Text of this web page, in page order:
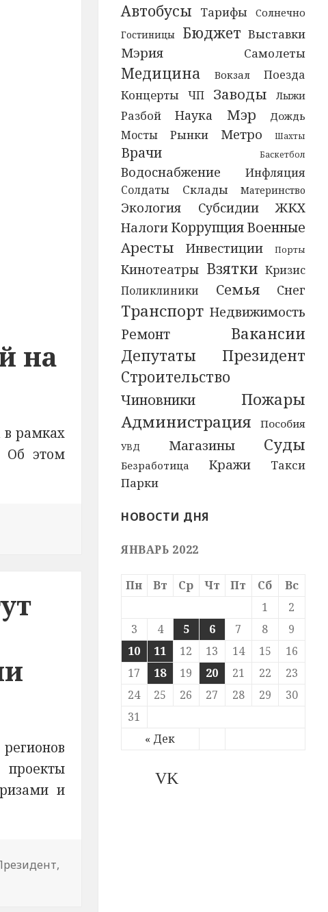
Автобусы Тарифы
Солнечно
Гостиницы
Бюджет Выставки
Мэрия Самолеты
Медицина Вокзал Поезда
Концерты ЧП Заводы Лыжи
Разбой Наука Мэр Дождь
Мосты Рынки Метро Шахты
Врачи Баскетбол
Водоснабжение Инфляция
Солдаты Склады Материнство
Экология Субсидии ЖКХ
Налоги КоррупцияВоенные
Аресты Инвестиции Порты
Кинотеатры Взятки Кризис
Поликлиники
Семья Снег
Транспорт Недвижимость
Ремонт Вакансии
Депутаты Президент
Строительство
Чиновники
Пожары
Администрация
Пособия
УВД Магазины Суды
Безработица Кражи
Такси
Парки
НОВОСТИ ДНЯ
ЯНВАРЬ 2022
Пн Вт Ср Чт Пт Сб Вс
« Дек
1
2
3
4 5 6 7 8
9
10
11 12 13 14 15
16
17
18 19 20 21 22
23
24
25 26 27 28 29
30
31
VK
на
в рамках
Об этом
и
,